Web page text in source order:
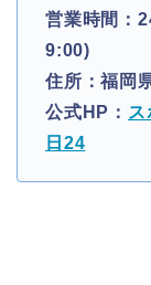
営業時間：
9:00)
住所：福岡
公式HP：
日24